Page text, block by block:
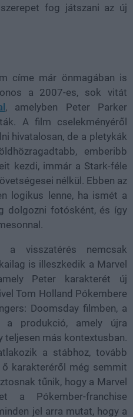
fog játszani az új
címe már önmagában is
a 2007-es, sok vitát
, amelyben Peter Parker
A film cselekményéről
hivatalosan, de a pletykák
emberibb
kezdi, immár a Stark-féle
nélkül. Ebben az
logikus lenne, ha ismét a
dolgozni fotósként, és így
visszatérés nemcsak
is illeszkedik a Marvel
Peter karakterét új
Tom Holland Pókembere
Doomsday filmben, a
produkció, amely újra
teljesen más kontextusban.
a stábhoz, tovább
karakteréről még semmit
tűnik, hogy a Marvel
a Pókember-franchise
jel arra mutat, hogy a